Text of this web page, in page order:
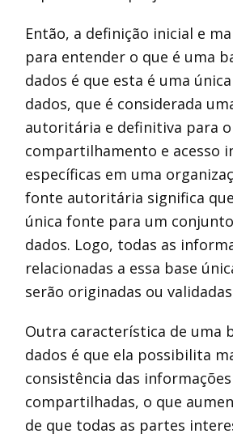
Então, a definição inicial e
para entender o que é uma
dados é que esta é uma
dados, que é considerada
autoritária e definitiva para o
compartilhamento e acesso
específicas em uma
fonte autoritária significa
única fonte para um
dados. Logo, todas as
relacionadas a essa base
serão originadas ou
Outra característica de uma
dados é que ela possibilita
consistência das informações
compartilhadas, o que
de que todas as partes